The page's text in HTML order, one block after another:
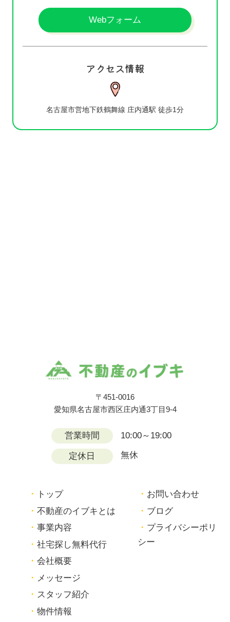
Webフォーム
アクセス情報
名古屋市営地下鉄鶴舞線 庄内通駅 徒歩1分
〒451-0016
愛知県名古屋市西区庄内通3丁目9-4
営業時間 10:00～19:00
定休日 無休
トップ
不動産のイブキとは
事業内容
社宅探し無料代行
会社概要
メッセージ
スタッフ紹介
物件情報
お問い合わせ
ブログ
プライバシーポリ
シー